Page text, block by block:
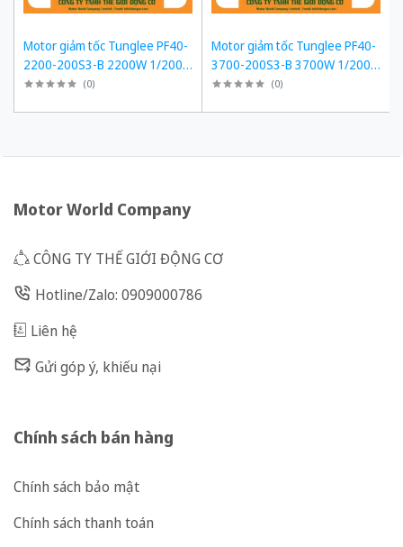
Motor giảm tốc Tunglee PF40-
2200-200S3-B 2200W 1/200
~7-8rpm Mặt bích
(0)
Motor giảm tốc Tunglee PF40-
3700-200S3-B 3700W 1/200
~7-8rpm Mặt bích
(0)
Motor World Company
CÔNG TY THẾ GIỚI ĐỘNG CƠ
Hotline/Zalo: 0909000786
Liên hệ
Gửi góp ý, khiếu nại
Chính sách bán hàng
Chính sách bảo mật
Chính sách thanh toán